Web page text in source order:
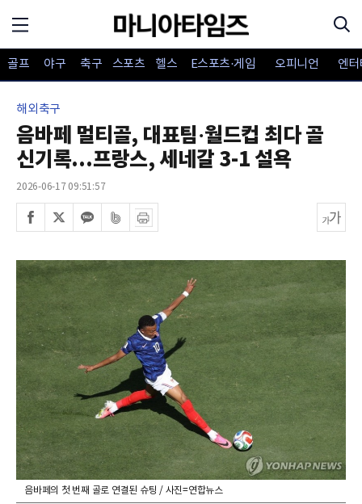
골프 야구 축구 스포츠 헬스 E스포츠·게임 오피니언 엔
해외축구
음바페 멀티골, 대표팀·월드컵 최다 골
신기록...프랑스, 세네갈 3-1 설욕
2026-06-17 09:51:57
음바페의 첫 번째 골로 연결된 슈팅 / 사진=연합뉴스